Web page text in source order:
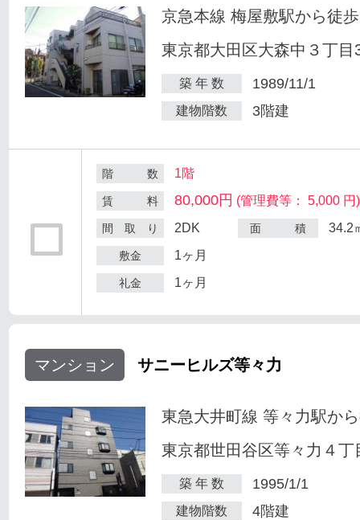
京急本線 梅屋敷駅から徒
東京都大田区大森中３丁目
築 年 数 1989/11/1
建物階数 3階建
階 数 1階
賃 料 80,000円 (管理費等： 5,000 円)
間 取 り 2DK 面 積 34.2
敷金 1ヶ月
礼金 1ヶ月
マンション サニーヒルズ等々力
東急大井町線 等々力駅か
東京都世田谷区等々力４丁
築 年 数 1995/1/1
建物階数 4階建